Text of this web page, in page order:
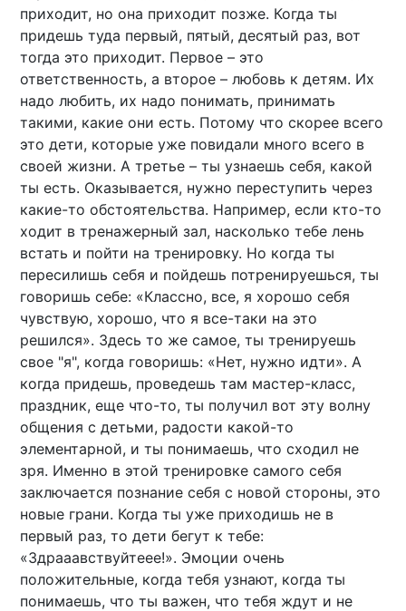
приходит, но она приходит позже. Когда ты
придешь туда первый, пятый, десятый раз, вот
тогда это приходит. Первое – это
ответственность, а второе – любовь к детям. Их
надо любить, их надо понимать, принимать
такими, какие они есть. Потому что скорее всего
это дети, которые уже повидали много всего в
своей жизни. А третье – ты узнаешь себя, какой
ты есть. Оказывается, нужно переступить через
какие-то обстоятельства. Например, если кто-то
ходит в тренажерный зал, насколько тебе лень
встать и пойти на тренировку. Но когда ты
пересилишь себя и пойдешь потренируешься, ты
говоришь себе: «Классно, все, я хорошо себя
чувствую, хорошо, что я все-таки на это
решился». Здесь то же самое, ты тренируешь
свое "я", когда говоришь: «Нет, нужно идти». А
когда придешь, проведешь там мастер-класс,
праздник, еще что-то, ты получил вот эту волну
общения с детьми, радости какой-то
элементарной, и ты понимаешь, что сходил не
зря. Именно в этой тренировке самого себя
заключается познание себя с новой стороны, это
новые грани. Когда ты уже приходишь не в
первый раз, то дети бегут к тебе:
«Здрааавствуйтеее!». Эмоции очень
положительные, когда тебя узнают, когда ты
понимаешь, что ты важен, что тебя ждут и не